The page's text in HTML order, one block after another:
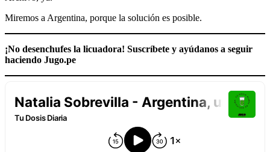
Miremos a Argentina, porque la solución es posible.
¡No desenchufes la licuadora! Suscríbete y ayúdanos a seguir
haciendo Jugo.pe